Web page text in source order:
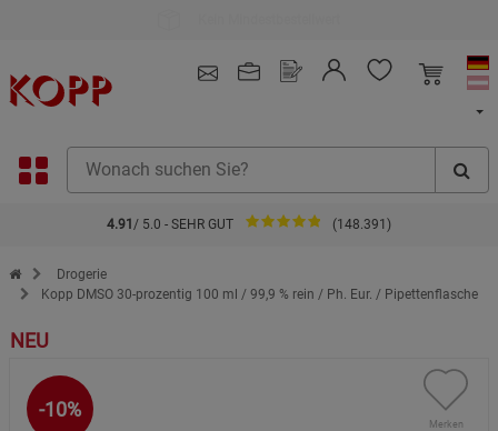
4.91 / 5.0 - SEHR GUT (148.391)
Zur Startseite des Kopp Verlag Online-Shop
Drogerie
Kopp DMSO 30-prozentig 100 ml / 99,9 % rein / Ph. Eur. / Pipettenflasche
NEU
-10%
Merken